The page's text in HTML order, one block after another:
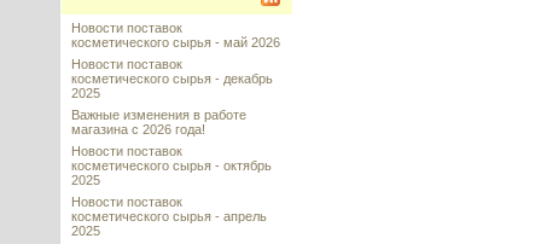
Новости поставок
косметического сырья - май 2026
Новости поставок
косметического сырья - декабрь
2025
Важные изменения в работе
магазина с 2026 года!
Новости поставок
косметического сырья - октябрь
2025
Новости поставок
косметического сырья - апрель
2025